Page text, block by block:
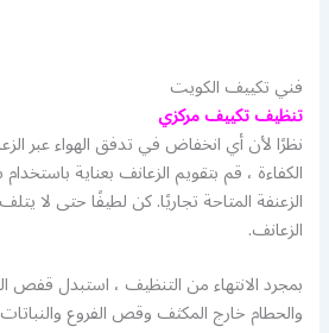
فني تكييف الكويت
تنظيف تكييف مركزي
نظرًا لأن أي انخفاض في تدفق الهواء عبر
الكفاءة ، قم بتقويم الزعانف بعناية
الزعنفة المتاحة تجاريًا. كن لطيفًا حتى لا
الزعانف.
بمجرد الانتهاء من التنظيف ، استبدل قفص